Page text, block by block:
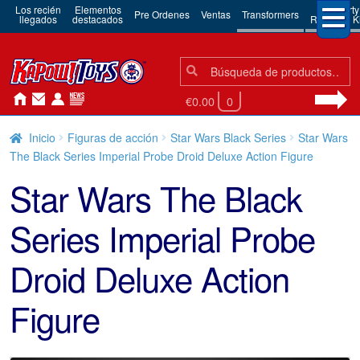
Los recién
llegados
Elementos
destacados Pre Ordenes Ventas Transformers 3rd Party
Robots &
Búsqueda:
Búsqueda
€0.00 0
Inicio Figuras de acción Star Wars Black Series
Star Wars
The Black Series Imperial Probe Droid Deluxe Action Figure
Star Wars The Black
Series Imperial Probe
Droid Deluxe Action
Figure